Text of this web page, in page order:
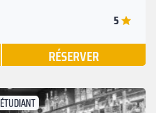
5
RÉSERVER
ÉTUDIANT